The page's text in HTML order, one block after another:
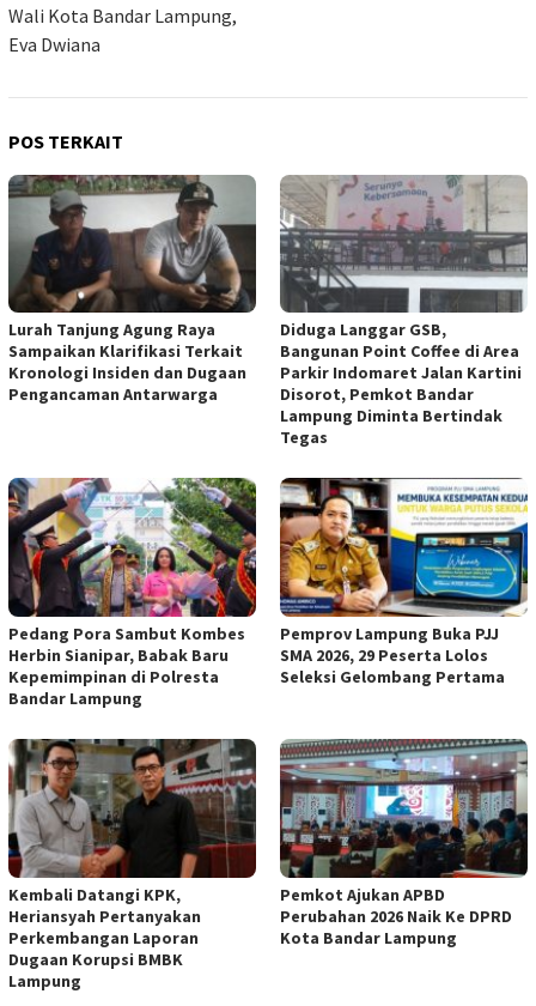
Wali Kota Bandar Lampung,
Eva Dwiana
POS TERKAIT
Lurah Tanjung Agung Raya
Sampaikan Klarifikasi Terkait
Kronologi Insiden dan Dugaan
Pengancaman Antarwarga
Diduga Langgar GSB,
Bangunan Point Coffee di Area
Parkir Indomaret Jalan Kartini
Disorot, Pemkot Bandar
Lampung Diminta Bertindak
Tegas
Pedang Pora Sambut Kombes
Herbin Sianipar, Babak Baru
Kepemimpinan di Polresta
Bandar Lampung
Pemprov Lampung Buka PJJ
SMA 2026, 29 Peserta Lolos
Seleksi Gelombang Pertama
Kembali Datangi KPK,
Heriansyah Pertanyakan
Perkembangan Laporan
Dugaan Korupsi BMBK
Lampung
Pemkot Ajukan APBD
Perubahan 2026 Naik Ke DPRD
Kota Bandar Lampung